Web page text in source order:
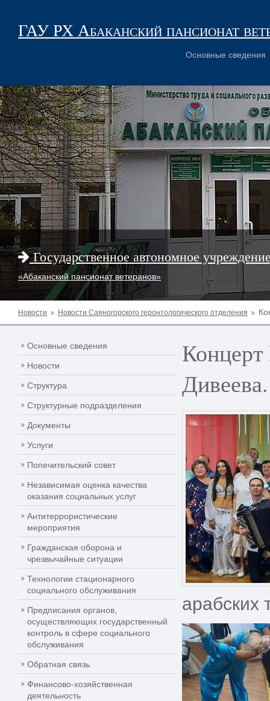
ГАУ РХ Абаканский пансионат
Основные сведения
Государственное автономное
«Абаканский пансионат ветеранов»
Новости Новости Саяногорского геронтологического отделения
Основные сведения
Новости
Структура
Структурные подразделения
Документы
Услуги
Попечительский совет
Независимая оценка качества
оказания социальных услуг
Антитеррористические
мероприятия
Гражданская оборона и
чрезвычайные ситуации
Технологии стационарного
социального обслуживания
Предписания органов,
осуществляющих государственный
контроль в сфере социального
обслуживания
Обратная связь
Финансово-хозяйственная
деятельность
Концерт
Дивеева.
арабских